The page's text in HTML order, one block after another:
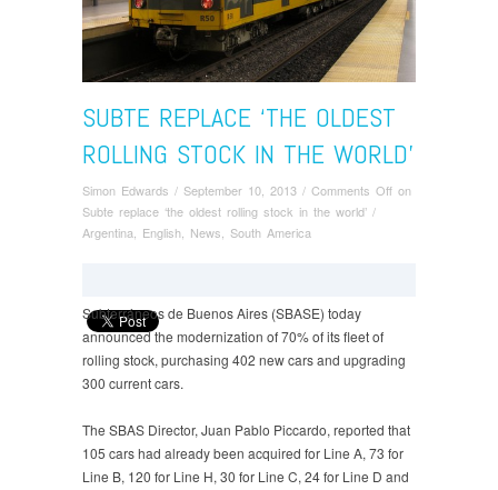
SUBTE REPLACE ‘THE OLDEST
ROLLING STOCK IN THE WORLD’
Simon Edwards / September 10, 2013 / Comments Off on
Subte replace ‘the oldest rolling stock in the world’ /
Argentina
English News South America
Subterráneos de Buenos Aires (SBASE) today
announced the modernization of 70% of its fleet of
rolling stock, purchasing 402 new cars and upgrading
300 current cars.
The SBAS Director, Juan Pablo Piccardo, reported that
105 cars had already been acquired for Line A, 73 for
Line B, 120 for Line H, 30 for Line C, 24 for Line D and